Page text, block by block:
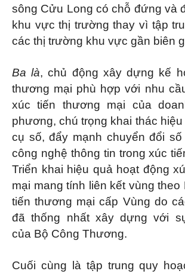
sông Cửu Long có chỗ đứng và
khu vực thị trường thay vì tập
các thị trường khu vực gần biên
Ba là, chủ động xây dựng kế
thương mại phù hợp với nhu
xúc tiến thương mại của
phương, chú trọng khai thác
cụ số, đẩy mạnh chuyển đổi
công nghệ thông tin trong xúc
Triển khai hiệu quả hoạt động
mại mang tính liên kết vùng theo
tiến thương mại cấp Vùng do
đã thống nhất xây dựng với
của Bộ Công Thương.
Cuối cùng là tập trung quy